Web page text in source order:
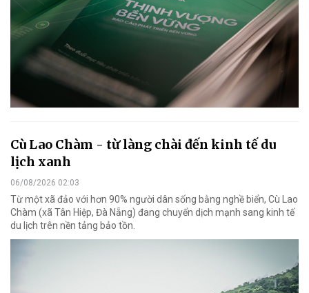
Cù Lao Chàm - từ làng chài đến kinh tế du
lịch xanh
06/08/2026 02:03
Từ một xã đảo với hơn 90% người dân sống bằng nghề biển, Cù Lao
Chàm (xã Tân Hiệp, Đà Nẵng) đang chuyển dịch mạnh sang kinh tế
du lịch trên nền tảng bảo tồn.